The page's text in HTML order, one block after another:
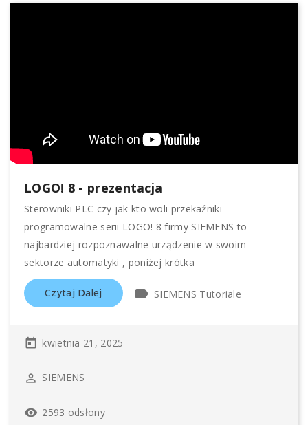
LOGO! 8 - prezentacja
Sterowniki PLC czy jak kto woli przekaźniki
programowalne serii LOGO! 8 firmy SIEMENS to
najbardziej rozpoznawalne urządzenie w swoim
sektorze automatyki , poniżej krótka
Czytaj Dalej label SIEMENS Tutoriale
today kwietnia 21, 2025
perm_identity SIEMENS
remove_red_eye 2593 odsłony